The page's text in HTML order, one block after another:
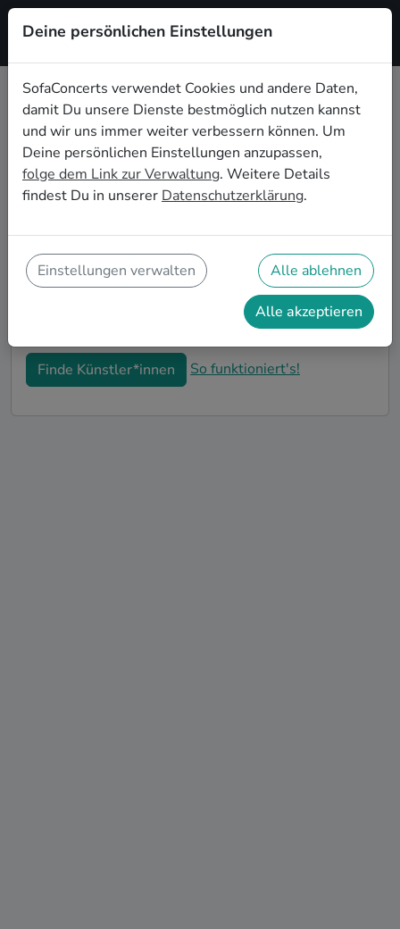
Registrieren
Hiphop Live-Musik für den 40.
Geburtstag in Los Angeles
Schon wieder ist ein Jahrzehnt vergangen und Dein
nächster runder Geburtstag steht an? Ein Konzert ist
Angeles auf eine ganz besondere Art und Weise zu
feiern. Ob kleine Gartenparty oder Feier mit der
ganzen Nachbarschaft: Auf SofaConcerts findest Du
tolle Hiphop Live-Acts, die perfekt zu Deiner 40.
Geburtstagsfeier in Los Angeles passen.
Finde Künstler*innen So funktioniert's!
Deine persönlichen Einstellungen
SofaConcerts verwendet Cookies und andere Daten,
damit Du unsere Dienste bestmöglich nutzen kannst
und wir uns immer weiter verbessern können. Um
Deine persönlichen Einstellungen anzupassen,
folge dem Link zur Verwaltung. Weitere Details
findest Du in unserer Datenschutzerklärung.
Einstellungen verwalten Alle ablehnen
Alle akzeptieren